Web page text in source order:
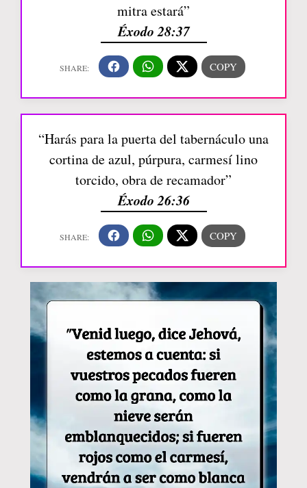
mitra estará”
Éxodo 28:37
“Harás para la puerta del tabernáculo una
cortina de azul, púrpura, carmesí lino
torcido, obra de recamador”
Éxodo 26:36